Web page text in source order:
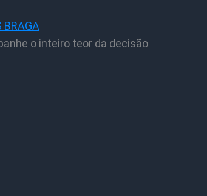
BRAGA
o inteiro teor da decisão